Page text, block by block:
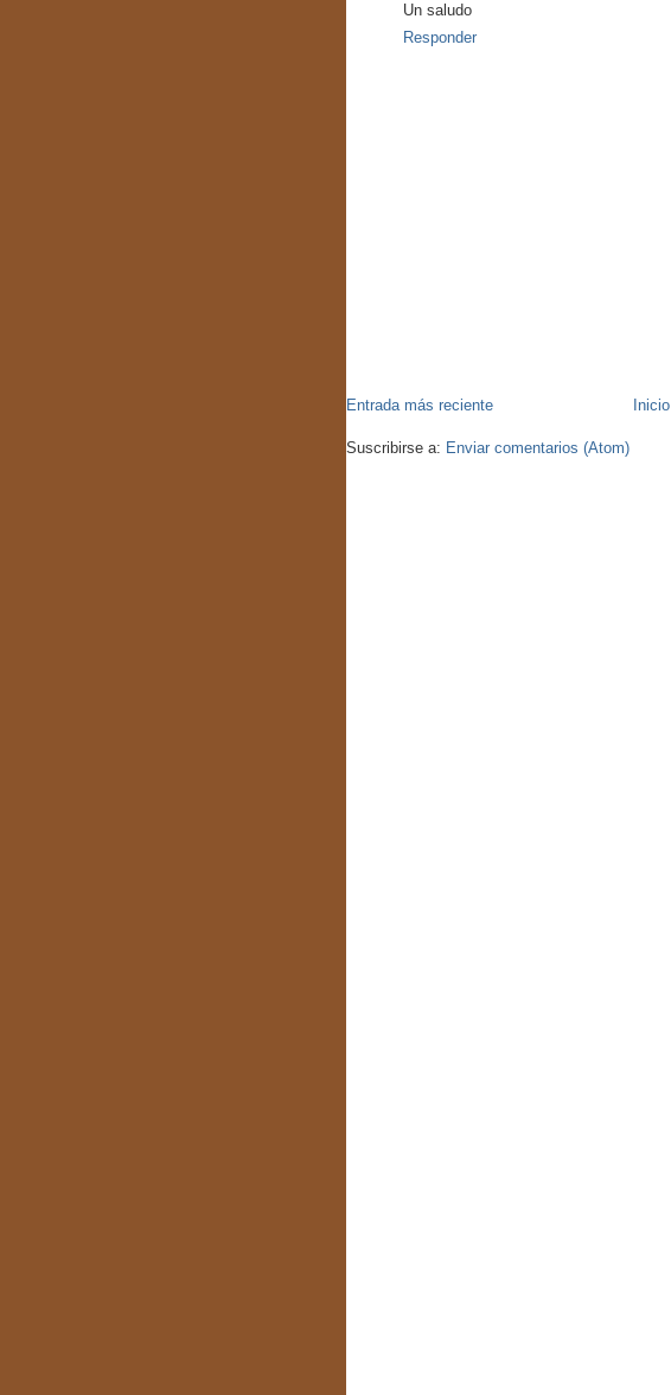
Un saludo
Responder
Entrada más reciente Inicio
Suscribirse a: Enviar comentarios (Atom)